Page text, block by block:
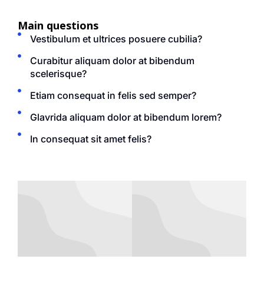
Main questions
Vestibulum et ultrices posuere cubilia?
Curabitur aliquam dolor at bibendum
scelerisque?
Etiam consequat in felis sed semper?
Glavrida aliquam dolor at bibendum lorem?
In consequat sit amet felis?